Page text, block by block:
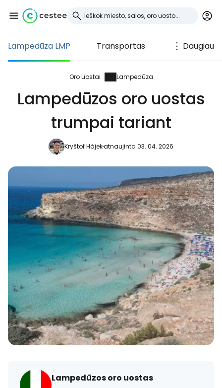
Lampedūza LMP Transportas Daugiau
Oro uostai Lampedūza
Lampedūzos oro uostas
trumpai tariant
Kryštof Hájekatnaujinta 03. 04. 2026
Lampedūzos oro uostas
Prisijunkite prie
Cestee
... pasaulinė kelionių bendruomenė
Tęsti su Google
Tęsti su Facebook
Tęsti el. paštu